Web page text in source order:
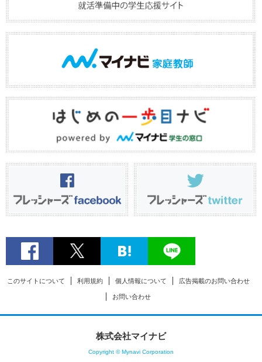
このサイトについて 利用規約 個人情報について 広告掲載のお問い合わせ
お問い合わせ
株式会社マイナビ
Copyright © Mynavi Corporation